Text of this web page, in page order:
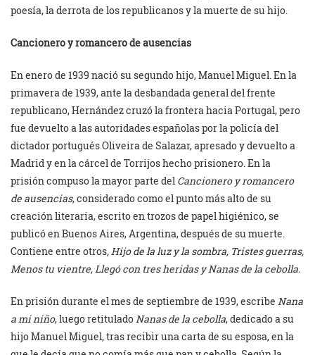
poesía, la derrota de los republicanos y la muerte de su hijo.
Cancionero y romancero de ausencias
En enero de 1939 nació su segundo hijo, Manuel Miguel. En la
primavera de 1939, ante la desbandada general del frente
republicano, Hernández cruzó la frontera hacia Portugal, pero
fue devuelto a las autoridades españolas por la policía del
dictador portugués Oliveira de Salazar, apresado y devuelto a
Madrid y en la cárcel de Torrijos hecho prisionero. En la
prisión compuso la mayor parte del Cancionero y romancero
de ausencias, considerado como el punto más alto de su
creación literaria, escrito en trozos de papel higiénico, se
publicó en Buenos Aires, Argentina, después de su muerte.
Contiene entre otros, Hijo de la luz y la sombra, Tristes guerras,
Menos tu vientre, Llegó con tres heridas y Nanas de la cebolla.
En prisión durante el mes de septiembre de 1939, escribe Nana
a mi niño, luego retituladoNanas de la cebolla, dedicado a su
hijo Manuel Miguel, tras recibir una carta de su esposa, en la